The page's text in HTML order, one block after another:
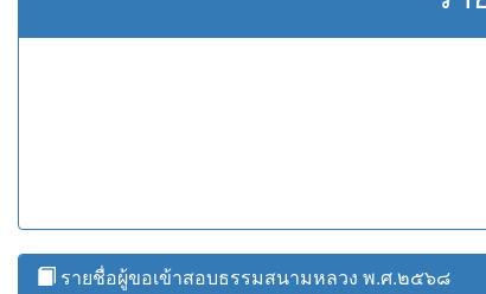
รายชื่อผู้ขอเข้าสอบธรรมสนามหลวง พ.ศ.๒๕๖๘